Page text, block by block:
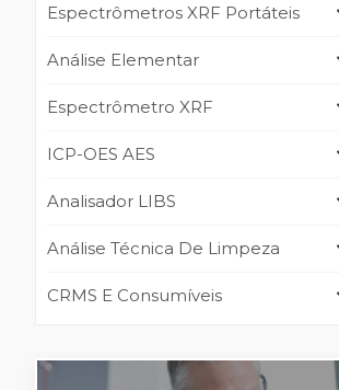
Espectrômetros XRF Portáteis
Análise Elementar
Espectrômetro XRF
ICP-OES AES
Analisador LIBS
Análise Técnica De Limpeza
CRMS E Consumíveis